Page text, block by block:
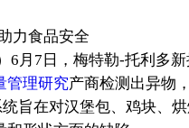
食品安全
7日，梅特勒-托利多新
管理研究产商检测出异物
旨在对汉堡包、鸡块、